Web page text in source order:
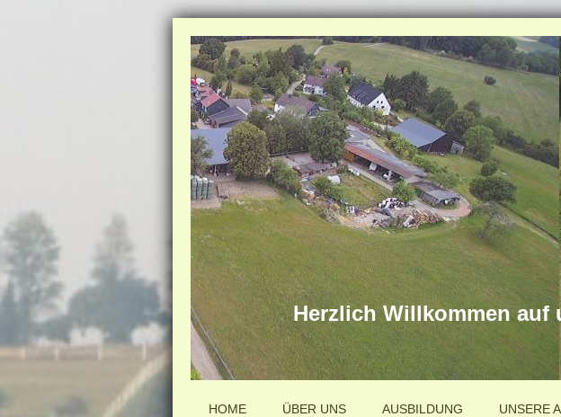
Herzlich Willkommen auf
HOME ÜBER UNS AUSBILDUNG UNSERE